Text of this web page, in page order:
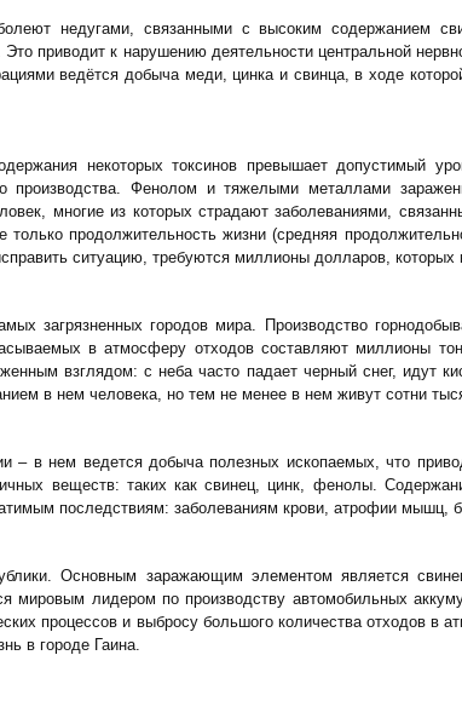
недугами, связанными с высоким содержанием
приводит к нарушению деятельности центральной
ведётся добыча меди, цинка и свинца, в ходе
некоторых токсинов превышает допустимый
производства. Фенолом и тяжелыми металлами
многие из которых страдают заболеваниями,
только продолжительность жизни (средняя
ситуацию, требуются миллионы долларов,
загрязненных городов мира. Производство
в атмосферу отходов составляют миллионы
взглядом: с неба часто падает черный снег, идут
в нем человека, но тем не менее в нем живут сотни
– в нем ведется добыча полезных ископаемых, что
веществ: таких как свинец, цинк, фенолы.
последствиям: заболеваниям крови, атрофии мышц,
Основным заражающим элементом является
мировым лидером по производству автомобильных
процессов и выбросу большого количества отходов в
в городе Гаина.